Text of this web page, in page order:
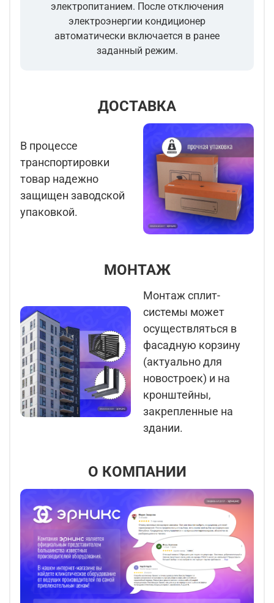
электропитанием. После отключения
электроэнергии кондиционер
автоматически включается в ранее
заданный режим.
ДОСТАВКА
В процессе
транспортировки
товар надежно
защищен заводской
упаковкой.
МОНТАЖ
Монтаж сплит-
системы может
осуществляться в
фасадную корзину
(актуально для
новостроек) и на
кронштейны,
закрепленные на
здании.
О КОМПАНИИ